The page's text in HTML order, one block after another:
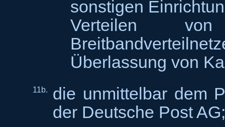
sonstigen
Verteilen
Überlassung von
11b.
die unmittelbar dem
der Deutsche Post AG;